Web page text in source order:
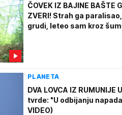
ČOVEK IZ BAJINE BAŠTE
ZVERI! Strah ga
grudi, leteo sam kroz
PLANETA
DVA LOVCA IZ RUMUNIJE
tvrde: "U odbijanju
VIDEO)